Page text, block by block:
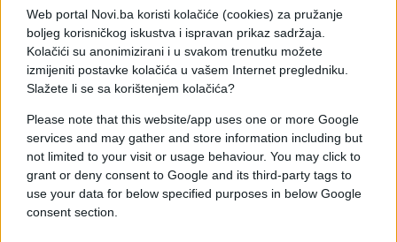
Web portal Novi.ba koristi kolačiće (cookies) za pružanje
boljeg korisničkog iskustva i ispravan prikaz sadržaja.
Kolačići su anonimizirani i u svakom trenutku možete
izmijeniti postavke kolačića u vašem Internet pregledniku.
Slažete li se sa korištenjem kolačića?
Please note that this website/app uses one or more Google
services and may gather and store information including but
not limited to your visit or usage behaviour. You may click to
grant or deny consent to Google and its third-party tags to
use your data for below specified purposes in below Google
consent section.
Nakon ovog susreta sve četiri reprezentacije u
grupi imaju po jedan bod, jer su Belgija i Egipat
ranije remizirali rezultatom 1:1 u Seattleu.
Elijaha Justa. Iran je izjednačio u 31. minuti preko
Ramina Rezaeiana.
Just je svojim drugim pogotkom na utakmici u 54.
minuti ponovo doveo Novi Zeland u vodstvo od 2:1,